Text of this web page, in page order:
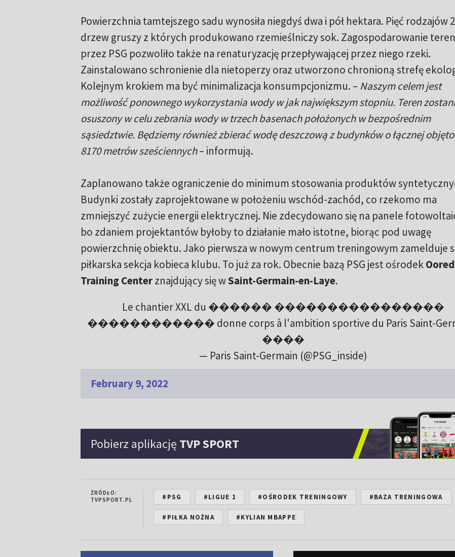
Powierzchnia tamtejszego sadu wynosiła niegdyś dwa i pół hektara. Pięć rodzajów
drzew gruszy z których produkowano rzemieślniczy sok. Zagospodarowanie
przez PSG pozwoliło także na renaturyzację przepływającej przez niego rzeki.
Zainstalowano schronienie dla nietoperzy oraz utworzono chronioną strefę
Kolejnym krokiem ma być minimalizacja konsumpcjonizmu. – Naszym celem jest
możliwość ponownego wykorzystania wody w jak największym stopniu. Teren
osuszony w celu zebrania wody w trzech basenach położonych w bezpośrednim
sąsiedztwie. Będziemy również zbierać wodę deszczową z budynków o łącznej
8170 metrów sześciennych– informują.
Zaplanowano także ograniczenie do minimum stosowania produktów
Budynki zostały zaprojektowane w położeniu wschód-zachód, co rzekomo ma
zmniejszyć zużycie energii elektrycznej. Nie zdecydowano się na panele
bo zdaniem projektantów byłoby to działanie mało istotne, biorąc pod uwagę
powierzchnię obiektu. Jako pierwsza w nowym centrum treningowym zamelduje
piłkarska sekcja kobieca klubu. To już za rok. Obecnie bazą PSG jest ośrodek
Training Centerznajdujący się wSaint-Germain-en-Laye.
Le chantier XXL du ������ ����������������
������������ donne corps à l'ambition sportive du Paris Saint-
����
— Paris Saint-Germain (@PSG_inside)
February 9, 2022
Pobierz aplikację TVP SPORT
ŹRÓDŁO:
TVPSPORT.PL
#PSG #LIGUE 1 #OŚRODEK TRENINGOWY #BAZA TRENINGOWA
#PIŁKA NOŻNA #KYLIAN MBAPPE